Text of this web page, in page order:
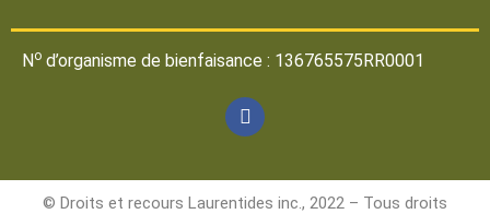
N o d’organisme de bienfaisance : 136765575RR0001
© Droits et recours Laurentides inc., 2022 – Tous droits